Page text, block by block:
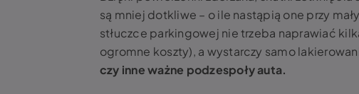
są mniej dotkliwe – o ile nastąpią one przy
stłuczce parkingowej nie trzeba naprawiać
ogromne koszty), a wystarczy samo
czy inne ważne podzespoły auta.